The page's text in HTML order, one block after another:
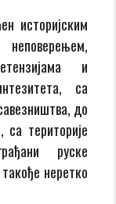
историјским
и
са
до
територије
руске
неретко